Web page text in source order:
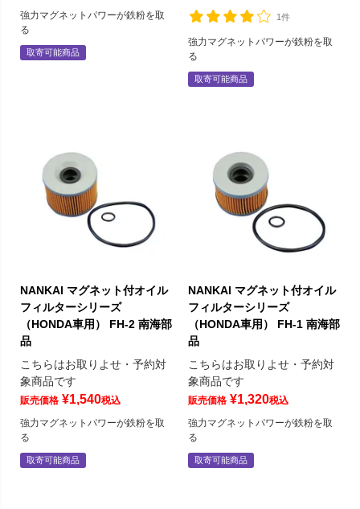
強力マグネットパワーが鉄粉を取
る
取寄可能商品
1件
強力マグネットパワーが鉄粉を取
る
取寄可能商品
NANKAI マグネット付オイル
フィルターシリーズ
（HONDA車用） FH-2 南海部
品
こちらはお取りよせ・予約対
象商品です
販売価格 ¥1,540税込
強力マグネットパワーが鉄粉を取
る
取寄可能商品
NANKAI マグネット付オイル
フィルターシリーズ
（HONDA車用） FH-1 南海部
品
こちらはお取りよせ・予約対
象商品です
販売価格 ¥1,320税込
強力マグネットパワーが鉄粉を取
る
取寄可能商品